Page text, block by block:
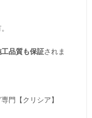
工品質も保証されま
門【クリシア】